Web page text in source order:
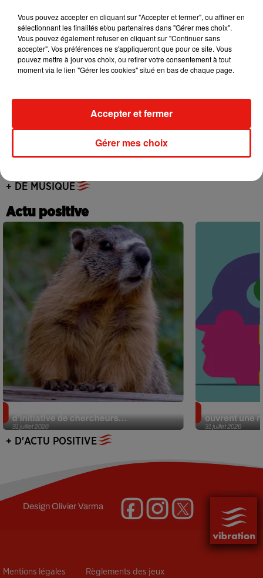
5 août 2026
Benny Blanco invite Selena Gomez et
Becky G sur son nouveau single
4 août 2026
+ DE MUSIQUE
Actu positive
31 juillet 2026
d’initiative de chercheurs...
31 juillet 2026
ouvrent une
+ D'ACTU POSITIVE
DesignOlivier Varma
Mentions légales Règlements des jeux
Vous pouvez accepter en cliquant sur "Accepter et fermer", ou affiner en
sélectionnant les finalités et/ou partenaires dans "Gérer mes choix".
Vous pouvez également refuser en cliquant sur "Continuer sans
accepter". Vos préférences ne s'appliqueront que pour ce site. Vous
pouvez mettre à jour vos choix, ou retirer votre consentement à tout
moment via le lien "Gérer les cookies" situé en bas de chaque page.
Gérer mes choix
Accepter et fermer